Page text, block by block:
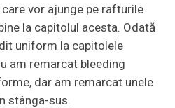
vor ajunge pe rafturile
la capitolul acesta. Odată
uniform la capitolele
am remarcat bleeding
dar am remarcat unele
stânga-sus.